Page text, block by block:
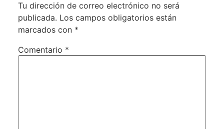
Tu dirección de correo electrónico no será
publicada. Los campos obligatorios están
marcados con *
Comentario *